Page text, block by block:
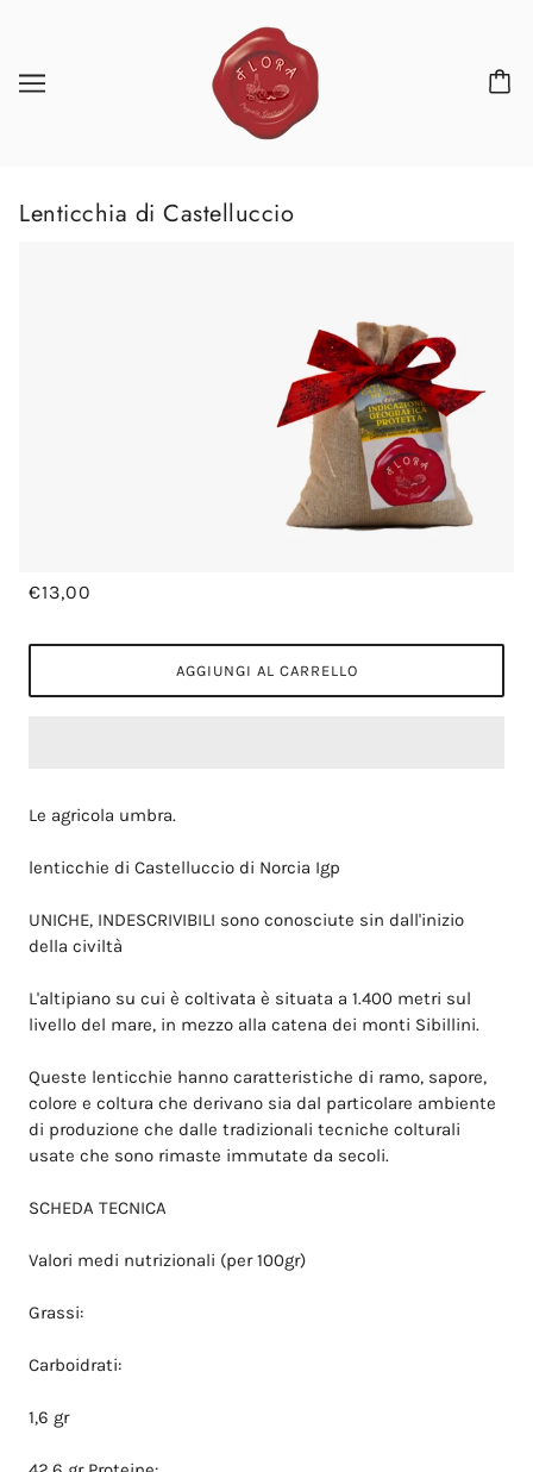
Lenticchia di Castelluccio
€13,00
AGGIUNGI AL CARRELLO
Le agricola umbra.
lenticchie di Castelluccio di Norcia Igp
UNICHE, INDESCRIVIBILI sono conosciute sin dall'inizio
della civiltà
L'altipiano su cui è coltivata è situata a 1.400 metri sul
livello del mare, in mezzo alla catena dei monti Sibillini.
Queste lenticchie hanno caratteristiche di ramo, sapore,
colore e coltura che derivano sia dal particolare ambiente
di produzione che dalle tradizionali tecniche colturali
usate che sono rimaste immutate da secoli.
SCHEDA TECNICA
Valori medi nutrizionali (per 100gr)
Grassi:
Carboidrati:
1,6 gr